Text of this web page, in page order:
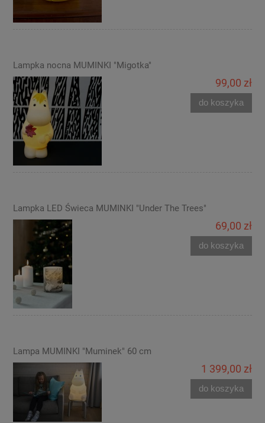
Lampka nocna MUMINKI "Migotka"
99,00 zł
do koszyka
Lampka LED Świeca MUMINKI "Under The Trees"
69,00 zł
do koszyka
Lampa MUMINKI "Muminek" 60 cm
1 399,00 zł
do koszyka